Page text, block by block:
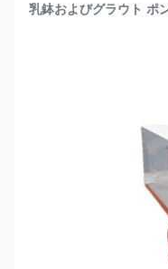
乳鉢およびグラウト ポ